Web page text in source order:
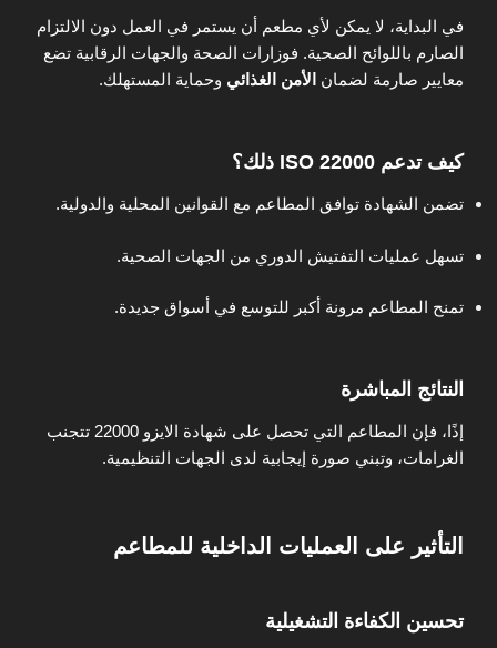
في البداية، لا يمكن لأي مطعم أن يستمر في العمل دون الالتزام
الصارم باللوائح الصحية. فوزارات الصحة والجهات الرقابية تضع
معايير صارمة لضمان الأمن الغذائي وحماية المستهلك.
كيف تدعم ISO 22000 ذلك؟
تضمن الشهادة توافق المطاعم مع القوانين المحلية والدولية.
تسهل عمليات التفتيش الدوري من الجهات الصحية.
تمنح المطاعم مرونة أكبر للتوسع في أسواق جديدة.
النتائج المباشرة
إذًا، فإن المطاعم التي تحصل على شهادة الايزو 22000 تتجنب
الغرامات، وتبني صورة إيجابية لدى الجهات التنظيمية.
التأثير على العمليات الداخلية للمطاعم
تحسين الكفاءة التشغيلية